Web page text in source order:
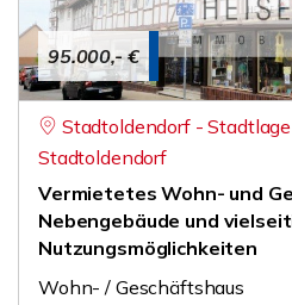
95.000,- €
Stadtoldendorf -
Stadtoldendorf
Vermietetes Wohn- und
Nebengebäude und
Nutzungsmöglichkeiten
Wohn- / Geschäftshaus